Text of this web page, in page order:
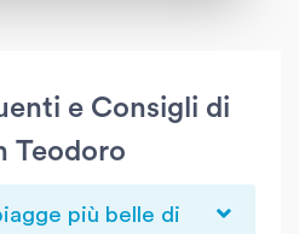
e Consigli di
Teodoro
più belle di